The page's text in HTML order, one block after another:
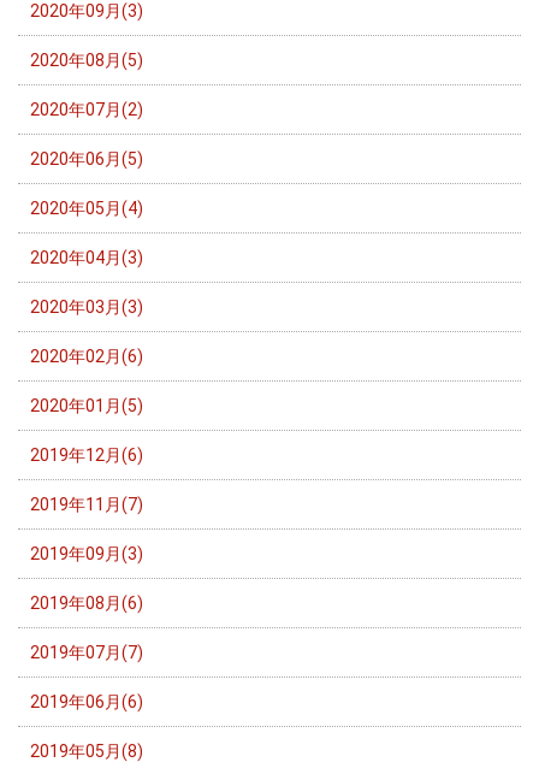
2020年09月(3)
2020年08月(5)
2020年07月(2)
2020年06月(5)
2020年05月(4)
2020年04月(3)
2020年03月(3)
2020年02月(6)
2020年01月(5)
2019年12月(6)
2019年11月(7)
2019年09月(3)
2019年08月(6)
2019年07月(7)
2019年06月(6)
2019年05月(8)